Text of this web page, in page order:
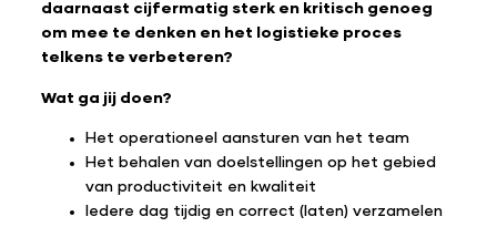
daarnaast cijfermatig sterk en kritisch genoeg
om mee te denken en het logistieke proces
telkens te verbeteren?
Wat ga jij doen?
Het operationeel aansturen van het team
Het behalen van doelstellingen op het gebied
van productiviteit en kwaliteit
Iedere dag tijdig en correct (laten) verzamelen